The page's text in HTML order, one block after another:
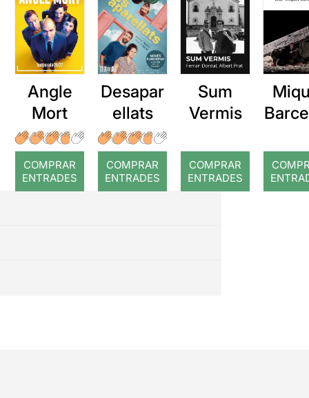
Angle
Mort
COMPRAR
ENTRADES
Desapar
ellats
COMPRAR
ENTRADES
Sum
Vermis
COMPRAR
ENTRADES